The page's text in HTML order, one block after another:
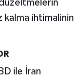
kalma ihtimalinin
ile İran